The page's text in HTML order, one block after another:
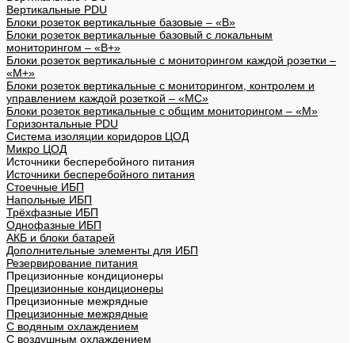
Вертикальные PDU
Блоки розеток вертикальные базовые – «В»
Блоки розеток вертикальные базовый с локальным
мониторингом – «В+»
Блоки розеток вертикальные с мониторингом каждой розетки –
«М+»
Блоки розеток вертикальные с мониторингом, контролем и
управлением каждой розеткой – «МС»
Блоки розеток вертикальные с общим мониторингом – «М»
Горизонтальные PDU
Система изоляции коридоров ЦОД
Микро ЦОД
Источники бесперебойного питания
Источники бесперебойного питания
Стоечные ИБП
Напольные ИБП
Трёхфазные ИБП
Однофазные ИБП
АКБ и блоки батарей
Дополнительные элементы для ИБП
Резервирование питания
Прецизионные кондиционеры
Прецизионные кондиционеры
Прецизионные межрядные
Прецизионные межрядные
С водяным охлаждением
С воздушным охлаждением